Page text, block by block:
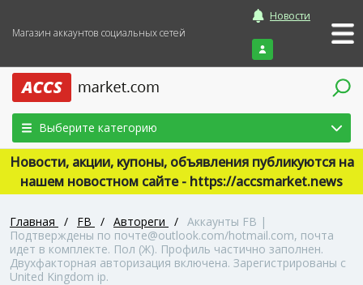
Магазин аккаунтов социальных сетей
Новости
Войти
Выберите категорию
Новости, акции, купоны, объявления публикуются на
нашем новостном сайте - https://accsmarket.news
Главная / FB / Автореги / Аккаунты FB |
Подтверждены по почте@outlook.com/hotmail.com, почта
идет в комплекте. Пол (Ж). Профиль частично заполнен.
Двухфакторная авторизация включена. Зарегистрированы с
United Kingdom ip.